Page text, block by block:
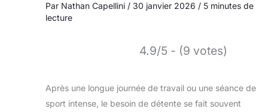
Par Nathan Capellini / 30 janvier 2026 / 5 minutes de
lecture
4.9/5 - (9 votes)
Après une longue journée de travail ou une séance de
sport intense, le besoin de détente se fait souvent